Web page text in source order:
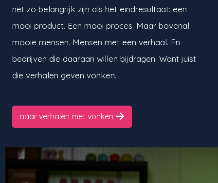
net zo belangrijk zijn als het eindresultaat: een
mooi product. Een mooi proces. Maar bovenal:
mooie mensen. Mensen met een verhaal. En
bedrijven die daaraan willen bijdragen. Want juist
die verhalen geven vonken.
naar verhalen met vonken